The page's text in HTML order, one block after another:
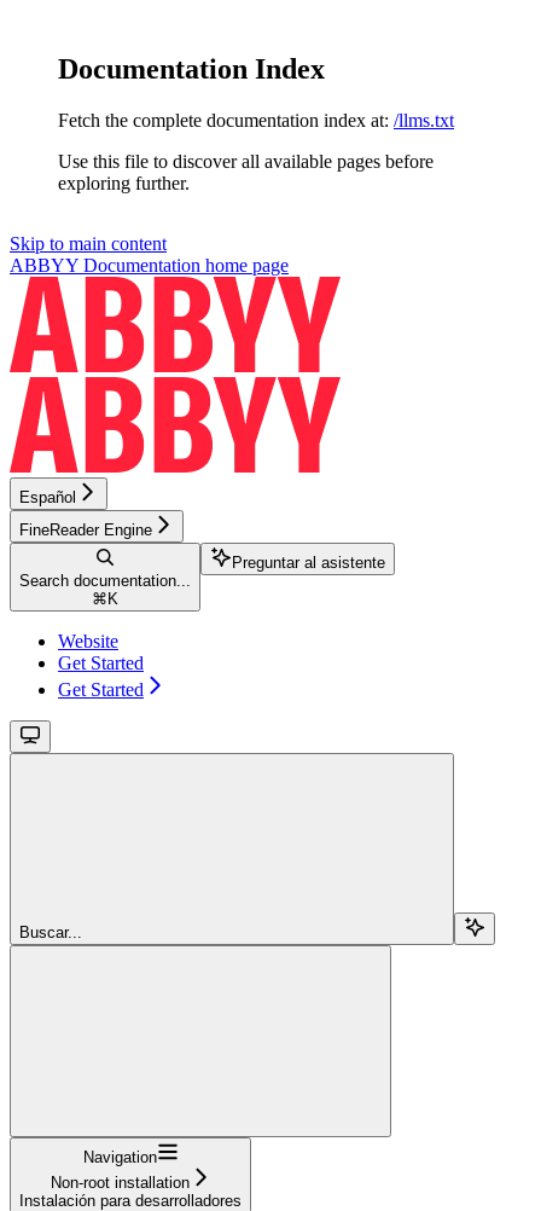
Documentation Index
Fetch the complete documentation index at: /llms.txt
Use this file to discover all available pages before
exploring further.
Skip to main content
ABBYY Documentation home page
Español
FineReader Engine
Search documentation...
⌘ K
Preguntar al asistente
Website
Get Started
Get Started
Buscar...
Navigation
Non-root installation
Instalación para desarrolladores